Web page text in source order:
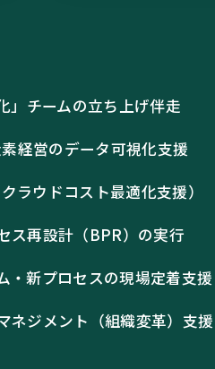
」チームの立ち上げ伴走
経営のデータ可視化支援
ラウドコスト最適化支援）
ス再設計（BPR）の実行
・新プロセスの現場定着支援
ネジメント（組織変革）支援